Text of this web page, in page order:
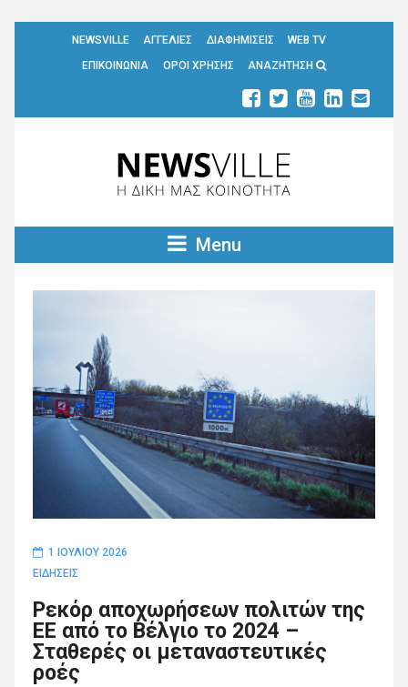
NEWSVILLE ΑΓΓΕΛΙΕΣ ΔΙΑΦΗΜΙΣΕΙΣ
WEB TV
ΕΠΙΚΟΙΝΩΝΙΑ
ΟΡΟΙ ΧΡΗΣΗΣ ΑΝΑΖΗΤΗΣΗ
Menu
1 ΙΟΥΛΊΟΥ 2026
ΕΙΔΗΣΕΙΣ
Ρεκόρ αποχωρήσεων πολιτών της
ΕΕ από το Βέλγιο το 2024 –
Σταθερές οι μεταναστευτικές
ροές